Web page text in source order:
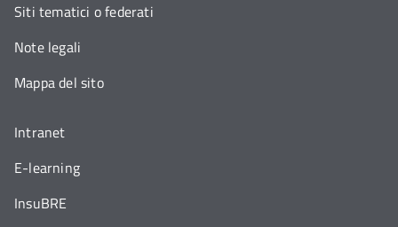
Siti tematici o federati
Note legali
Mappa del sito
Intranet
E-learning
InsuBRE